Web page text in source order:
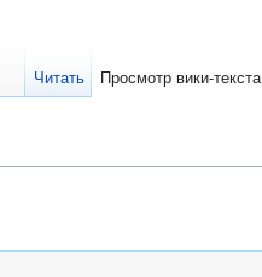
Читать Просмотр вики-текста